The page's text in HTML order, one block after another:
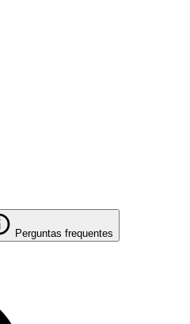
Perguntas frequentes